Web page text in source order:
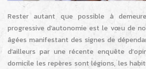
Rester autant que possible à
progressive d’autonomie est le vœu de
âgées manifestant des signes de
d’ailleurs par une récente enquête
domicile les repères sont légions, les